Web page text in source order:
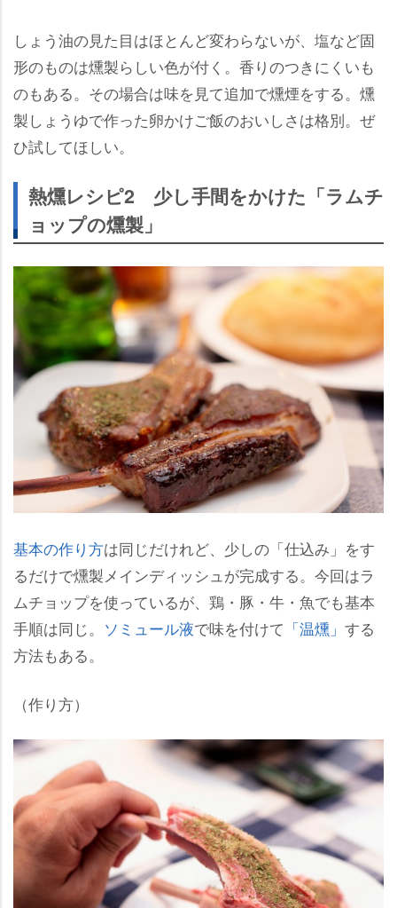
しょう油の見た目はほとんど変わらないが、塩など固
形のものは燻製らしい色が付く。香りのつきにくいも
のもある。その場合は味を見て追加で燻煙をする。燻
製しょうゆで作った卵かけご飯のおいしさは格別。ぜ
ひ試してほしい。
熱燻レシピ2 少し手間をかけた「ラムチ
ョップの燻製」
基本の作り方は同じだけれど、少しの「仕込み」をす
るだけで燻製メインディッシュが完成する。今回はラ
ムチョップを使っているが、鶏・豚・牛・魚でも基本
手順は同じ。 ソミュール液で味を付けて 「温燻」 する
方法もある。
（作り方）